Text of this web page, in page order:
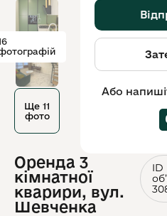
Ще 11
фото
Оренда 3
кімнатної
кварири, вул.
Шевченка
ID
Або